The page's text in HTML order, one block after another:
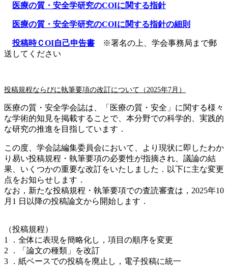
医療の質・安全学研究のCOIに関する指針
医療の質・安全学研究のCOIに関する指針の細則
投稿時ＣOI自己申告書 ※署名の上、学会事務局まで郵
送してください
投稿規程ならびに執筆要項の改訂について（2025年7月）
医療の質・安全学会誌は、「医療の質・安全」に関する様々
な学術的知見を掲載することで、本分野での科学的、実践的
な研究の推進を目指しています．
この度、学会誌編集委員会において、より現状に即したわか
り易い投稿規程・執筆要項の必要性が指摘され、議論の結
果、いくつかの重要な改訂をいたしました．以下に主な変更
点をお知らせします．
なお，新たな投稿規程・執筆要項での査読審査は，2025年10
月1 日以降の投稿論文から開始します．
（投稿規程）
1 ．全体に表現を簡略化し，項目の順序を変更
2 ．「論文の種類」を改訂
3 ．紙ベースでの投稿を廃止し，電子投稿に統一